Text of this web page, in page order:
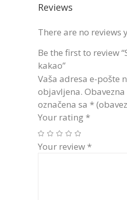
Reviews
There are no reviews
Be the first to review
kakao”
Vaša adresa e-pošte
objavljena.
označena sa *
Your rating *
Your review *